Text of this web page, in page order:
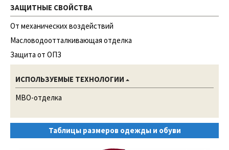
ЗАЩИТНЫЕ СВОЙСТВА
От механических воздействий
Масловодоотталкивающая отделка
Защита от ОПЗ
ИСПОЛЬЗУЕМЫЕ ТЕХНОЛОГИИ
МВО-отделка
Таблицы размеров одежды и обуви